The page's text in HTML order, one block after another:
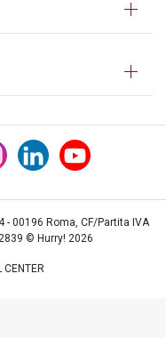
- 00196 Roma, CF/Partita IVA
© Hurry! 2026
CENTER